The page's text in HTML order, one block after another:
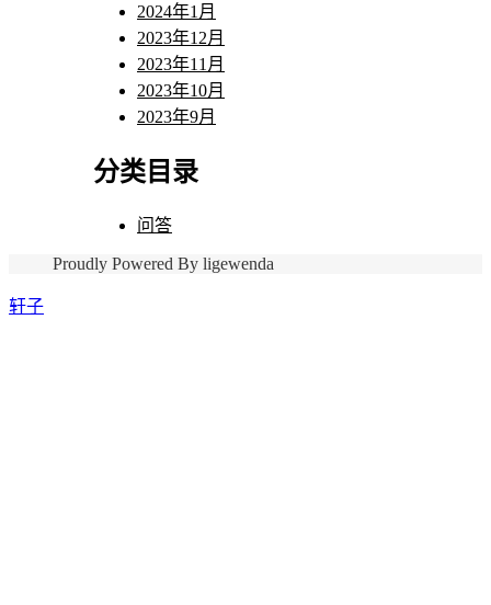
2024年1月
2023年12月
2023年11月
2023年10月
2023年9月
分类目录
问答
Proudly Powered By ligewenda
轩子